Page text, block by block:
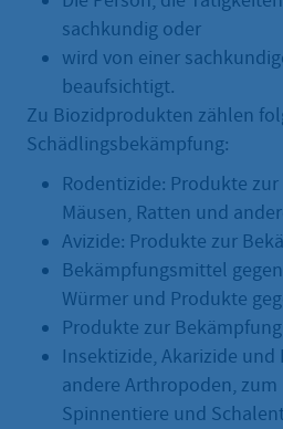
sachkundig oder
wird von einer
beaufsichtigt.
Zu Biozidprodukten zählen
Schädlingsbekämpfung:
Rodentizide: Produkte
Mäusen, Ratten und
Avizide: Produkte zur
Bekämpfungsmittel
Würmer und Produkte
Produkte zur
Insektizide, Akarizide und
andere Arthropoden,
Spinnentiere und